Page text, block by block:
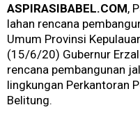
ASPIRASIBABEL.COM,
lahan rencana
Umum Provinsi
(15/6/20) Gubernur
rencana pembangunan
lingkungan Perkantoran
Belitung.